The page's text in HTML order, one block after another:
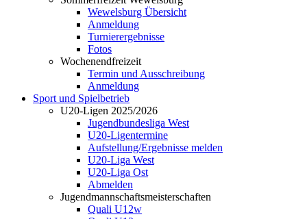
Wewelsburg Übersicht
Anmeldung
Turnierergebnisse
Fotos
Wochenendfreizeit
Termin und Ausschreibung
Anmeldung
Sport und Spielbetrieb
U20-Ligen 2025/2026
Jugendbundesliga West
U20-Ligentermine
Aufstellung/Ergebnisse melden
U20-Liga West
U20-Liga Ost
Abmelden
Jugendmannschaftsmeisterschaften
Quali U12w